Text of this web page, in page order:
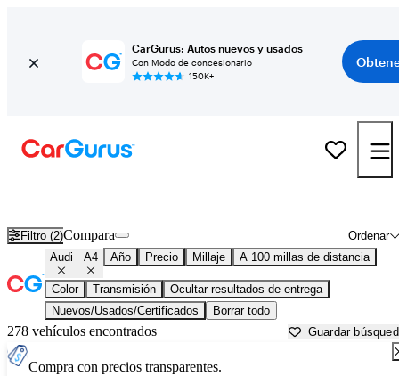
CarGurus: Autos nuevos y usados
Con Modo de concesionario
150K+
Filtro (2) Ordenar
Compara
Audi A4 Año Precio Millaje A 100 millas de distancia
Color Transmisión
Ocultar resultados de entrega
Nuevos/Usados/Certificados
Borrar todo
278 vehículos encontrados Guardar
Compra con precios transparentes.